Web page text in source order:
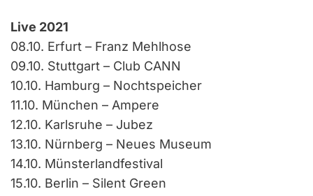
Live 2021
08.10. Erfurt – Franz Mehlhose
09.10. Stuttgart – Club CANN
10.10. Hamburg – Nochtspeicher
11.10. München – Ampere
12.10. Karlsruhe – Jubez
13.10. Nürnberg – Neues Museum
14.10. Münsterlandfestival
15.10. Berlin – Silent Green